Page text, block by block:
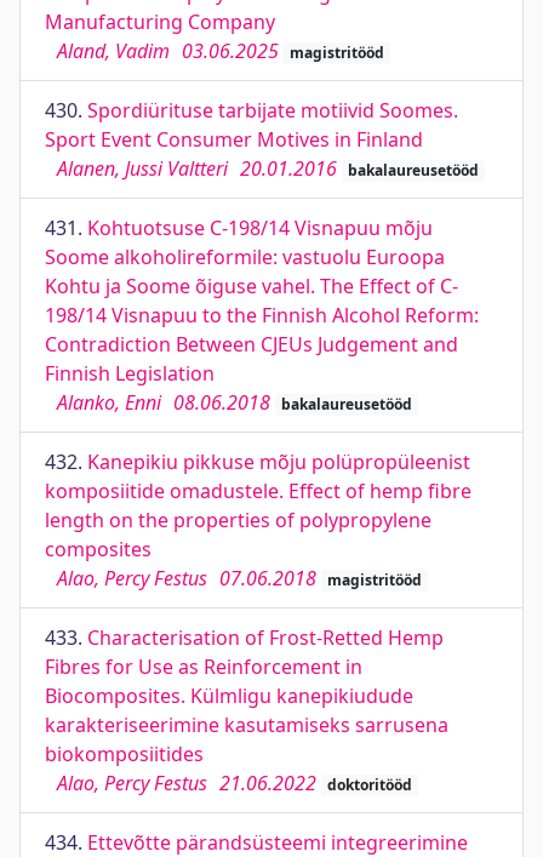
Manufacturing Company
Aland, Vadim 03.06.2025 magistritööd
430. Spordiürituse tarbijate motiivid Soomes.
Sport Event Consumer Motives in Finland
Alanen, Jussi Valtteri 20.01.2016 bakalaureusetööd
431. Kohtuotsuse C-198/14 Visnapuu mõju
Soome alkoholireformile: vastuolu Euroopa
Kohtu ja Soome õiguse vahel. The Effect of C-
198/14 Visnapuu to the Finnish Alcohol Reform:
Contradiction Between CJEUs Judgement and
Finnish Legislation
Alanko, Enni 08.06.2018 bakalaureusetööd
432. Kanepikiu pikkuse mõju polüpropüleenist
komposiitide omadustele. Effect of hemp fibre
length on the properties of polypropylene
composites
Alao, Percy Festus 07.06.2018 magistritööd
433. Characterisation of Frost-Retted Hemp
Fibres for Use as Reinforcement in
Biocomposites. Külmligu kanepikiudude
karakteriseerimine kasutamiseks sarrusena
biokomposiitides
Alao, Percy Festus 21.06.2022 doktoritööd
434. Ettevõtte pärandsüsteemi integreerimine